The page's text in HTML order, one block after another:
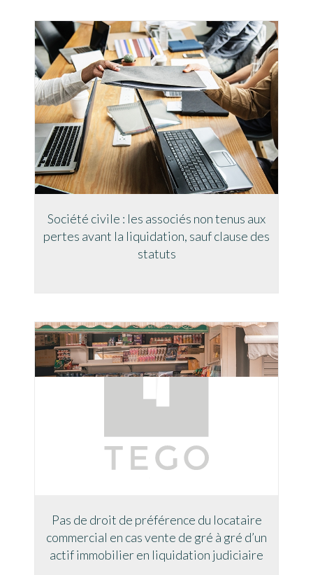
Société civile : les associés non tenus aux
pertes avant la liquidation, sauf clause des
statuts
Pas de droit de préférence du locataire
commercial en cas vente de gré à gré d’un
actif immobilier en liquidation judiciaire